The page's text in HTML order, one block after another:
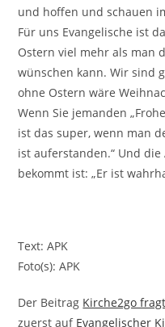
und hoffen und schauen
Für uns Evangelische ist
Ostern viel mehr als man
wünschen kann. Wir sind
ohne Ostern wäre
Wenn Sie jemanden
ist das super, wenn man
ist auferstanden.“ Und
bekommt ist: „Er ist
Text: APK
Foto(s): APK
Der Beitrag Kirche2go
zuerst auf Evangelischer